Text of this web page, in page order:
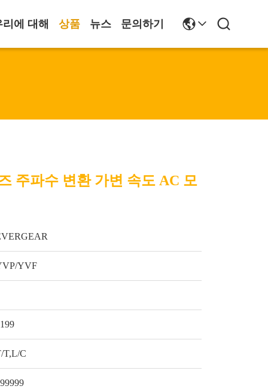
리에 대해 상품 뉴스 문의하기
주파수 변환 가변 속도 AC 모
YVF
T,L/C